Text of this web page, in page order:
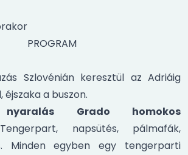
PROGRAM
Szlovénián keresztül az Adriáig
a buszon.
Grado homokos
napsütés, pálmafák,
Minden egyben egy tengerparti